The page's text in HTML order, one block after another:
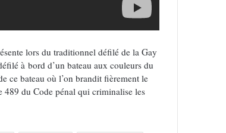
lors du traditionnel défilé de la Gay
à bord d’un bateau aux couleurs du
ce bateau où l’on brandit fièrement le
489 du Code pénal qui criminalise les